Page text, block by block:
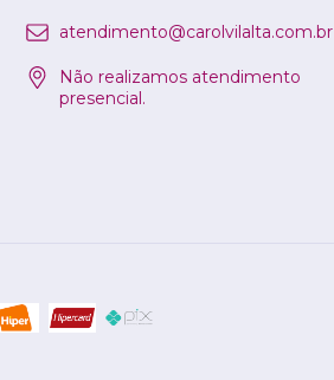
atendimento@carolvilalta.com.br
Não realizamos atendimento
presencial.